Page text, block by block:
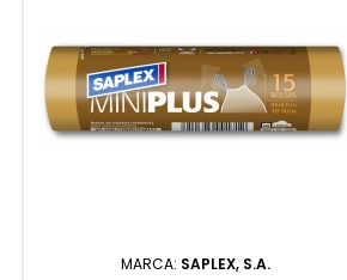
MARCA: SAPLEX, S.A.